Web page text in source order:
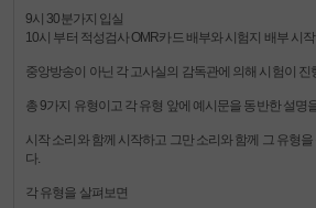
9시 30분가지 입실
10시 부터 적성검사 OMR카드 배부와 시험지 배부 시작
중앙방송이 아닌 각 고사실의 감독관에 의해 시험이 진
총 9가지 유형이고 각 유형 앞에 예시문을 동반한 설명
시작 소리와 함께 시작하고 그만 소리와 함께 그 유형을
다.
각 유형을 살펴보면